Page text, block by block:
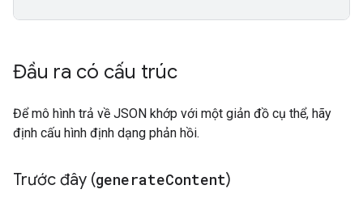
Đầu ra có cấu trúc
Để mô hình trả về JSON khớp với một giản đồ cụ thể, hãy
định cấu hình định dạng phản hồi.
Trước đây (generateContent)